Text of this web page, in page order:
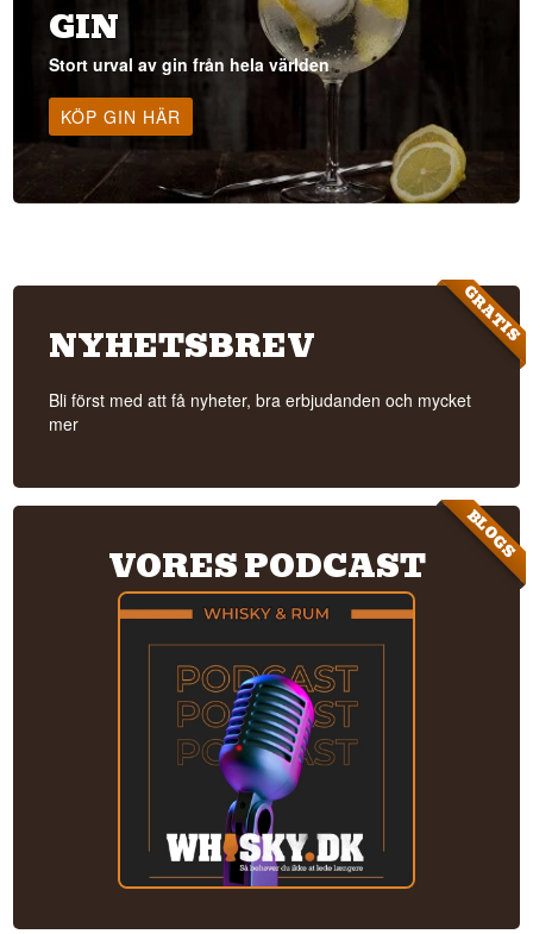
GIN
Stort urval av gin från hela världen
KÖP GIN HÄR
GRATIS
NYHETSBREV
Bli först med att få nyheter, bra erbjudanden och mycket
mer
BLOGS
VORES PODCAST